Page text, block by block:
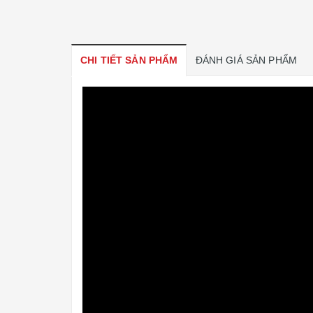
CHI TIẾT SẢN PHẨM ĐÁNH GIÁ SẢN PHẨM